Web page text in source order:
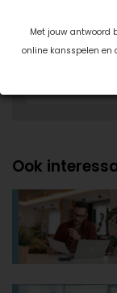
Met jouw antwoord
online kansspelen en
Ook